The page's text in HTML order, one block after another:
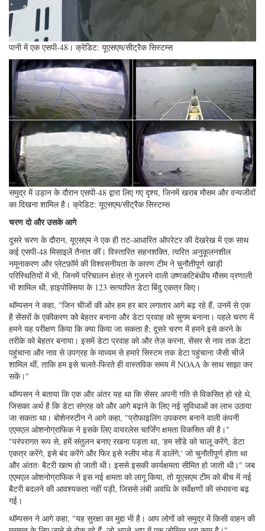
पानी में एक एसपी-48। क्रेडिट: यूएसएम/सीट्रैक सिस्टम्स
समुद्र में उड़ान के दौरान एसपी-48 द्वारा लिए गए दृश्य, जिनमें खराब मौसम और वन्यजीवों
का दिखना शामिल है। क्रेडिट: यूएसएम/सीट्रैक सिस्टम्स
चरण दो और उसके आगे
दूसरे चरण के दौरान, यूएसएम ने एक ही तट-आधारित ऑपरेटर की देखरेख में एक साथ
कई एसपी-48 मिसाइलें तैनात कीं। विस्तारित सहनशक्ति, त्वरित अनुकूलनशील
नमूनाकरण और प्लेटफ़ॉर्म की विश्वसनीयता के कारण टीम ने चुनौतीपूर्ण खाड़ी
परिस्थितियों में भी, जिनमें परिचालन क्षेत्र से गुजरने वाली उष्णकटिबंधीय मौसम प्रणाली
भी शामिल थी, हाइपोक्सिया के 123 सत्यापित डेटा बिंदु एकत्र किए।
थॉम्पसन ने कहा, "जिन चीजों की ओर हम हर बार लगातार आगे बढ़ रहे हैं, उनमें से एक
है सेंसरों के एकीकरण को बेहतर बनाना और डेटा प्रवाह को सुगम बनाना। पहले चरण में
हमने यह परीक्षण किया कि क्या किया जा सकता है; दूसरे चरण में हमने इसे करने के
तरीके को बेहतर बनाया। इसमें डेटा प्रवाह को और तेज़ करना, सेंसर से नाव तक डेटा
पहुंचाना और नाव से उपग्रह के माध्यम से हमारे सिस्टम तक डेटा पहुंचाना जैसी चीजें
शामिल थीं, ताकि हम इसे चलते-फिरते ही वास्तविक समय में NOAA के साथ साझा कर
सकें।"
थॉम्पसन ने बताया कि एक और अंतर यह था कि सेंसर अपनी गति से विकसित हो रहे थे,
जिसका अर्थ है कि डेटा संग्रह को और आगे बढ़ाने के लिए नई सुविधाओं का लाभ उठाया
जा सकता था। बोशेनस्टीन ने आगे कहा, "प्रोफाइलिंग उपकरण बनाने वाली कंपनी
एएमएल ओशनोग्राफिक ने इसके लिए वायरलेस चार्जिंग क्षमता विकसित की है।"
"परंपरागत रूप से, हमें संतुलन बनाए रखना पड़ता था, 'हम सोंडे को चालू करेंगे, डेटा
एकत्र करेंगे, इसे बंद करेंगे और फिर इसे स्लीप मोड में डालेंगे,' जो चुनौतीपूर्ण होता था
और अंततः बैटरी खत्म हो जाती थी। इससे इसकी कार्यक्षमता सीमित हो जाती थी।" जब
एएमएल ओशनोग्राफिक ने इस नई क्षमता को लागू किया, तो यूएसएम टीम को बीच में नई
बैटरी बदलने की आवश्यकता नहीं पड़ी, जिससे लंबी अवधि के सर्वेक्षणों की संभावना बढ़
गई।
थॉम्पसन ने आगे कहा, "यह सुरक्षा का मुद्दा भी है। आप लोगों को समुद्र में किसी वाहन की